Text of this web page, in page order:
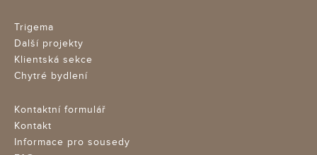
Trigema
Další projekty
Klientská sekce
Chytré bydlení
Kontaktní formulář
Kontakt
Informace pro sousedy